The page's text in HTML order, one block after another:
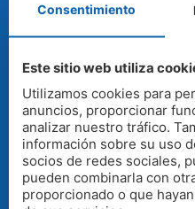
Ofrecemos garantías
nuestras máquinas
SOLICITAR
CONTACTO
Consentimiento
Este sitio web utiliza
Utilizamos cookies para
anuncios, proporcionar
analizar nuestro tráfico.
información sobre su uso
socios de redes sociales,
pueden combinarla con
proporcionado o que